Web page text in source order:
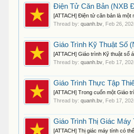
Điện Tử Căn Bản (NXB
[ATTACH] Điện tử căn bản là một
Thread by:quanh.bv Feb 26,
Giáo Trình Kỹ Thuật Số
[ATTACH] Giáo trình Kỹ thuật số
Thread by:quanh.bv Feb 17,
Giáo Trình Thực Tập
[ATTACH] Trong cuốn một Giáo
Thread by:quanh.bv Feb 17,
Giáo Trình Thị Giác
[ATTACH] Thị giác máy tính có